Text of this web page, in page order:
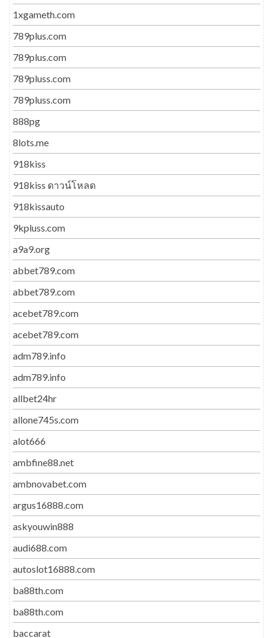
1xgameth.com
789plus.com
789plus.com
789pluss.com
789pluss.com
888pg
8lots.me
918kiss
918kiss ดาวน์โหลด
918kissauto
9kpluss.com
a9a9.org
abbet789.com
abbet789.com
acebet789.com
acebet789.com
adm789.info
adm789.info
allbet24hr
allone745s.com
alot666
ambfine88.net
ambnovabet.com
argus16888.com
askyouwin888
audi688.com
autoslot16888.com
ba88th.com
ba88th.com
baccarat